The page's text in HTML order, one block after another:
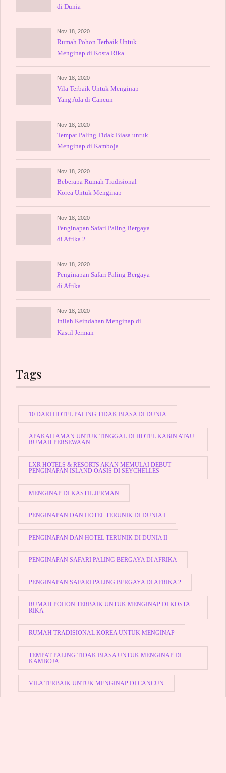
di Dunia
Nov 18, 2020
Rumah Pohon Terbaik Untuk
Menginap di Kosta Rika
Nov 18, 2020
Vila Terbaik Untuk Menginap
Yang Ada di Cancun
Nov 18, 2020
Tempat Paling Tidak Biasa untuk
Menginap di Kamboja
Nov 18, 2020
Beberapa Rumah Tradisional
Korea Untuk Menginap
Nov 18, 2020
Penginapan Safari Paling Bergaya
di Afrika 2
Nov 18, 2020
Penginapan Safari Paling Bergaya
di Afrika
Nov 18, 2020
Inilah Keindahan Menginap di
Kastil Jerman
Tags
10 DARI HOTEL PALING TIDAK BIASA DI DUNIA
APAKAH AMAN UNTUK TINGGAL DI HOTEL KABIN ATAU
RUMAH PERSEWAAN
LXR HOTELS & RESORTS AKAN MEMULAI DEBUT
PENGINAPAN ISLAND OASIS DI SEYCHELLES
MENGINAP DI KASTIL JERMAN
PENGINAPAN DAN HOTEL TERUNIK DI DUNIA I
PENGINAPAN DAN HOTEL TERUNIK DI DUNIA II
PENGINAPAN SAFARI PALING BERGAYA DI AFRIKA
PENGINAPAN SAFARI PALING BERGAYA DI AFRIKA 2
RUMAH POHON TERBAIK UNTUK MENGINAP DI KOSTA
RIKA
RUMAH TRADISIONAL KOREA UNTUK MENGINAP
TEMPAT PALING TIDAK BIASA UNTUK MENGINAP DI
KAMBOJA
VILA TERBAIK UNTUK MENGINAP DI CANCUN